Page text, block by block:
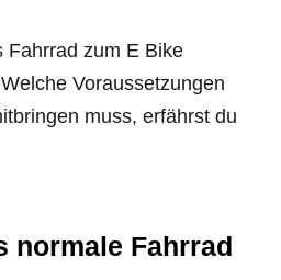
Fahrrad zum E Bike
Voraussetzungen
muss, erfährst du
normale Fahrrad